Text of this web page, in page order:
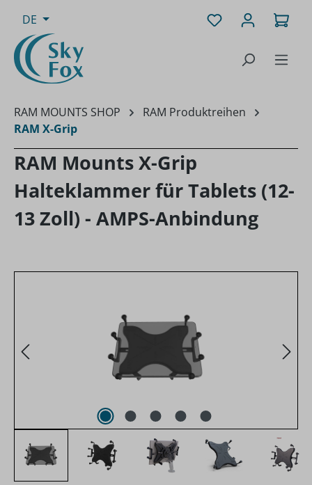
Zum Hauptinhalt springen
DE Du hast 0
RAM MOUNTS SHOP
RAM Produktreihen
RAM X-Grip
RAM Mounts X-Grip
Halteklammer für Tablets (12-
13 Zoll) - AMPS-Anbindung